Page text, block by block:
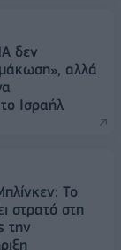
δεν
αλλά
Ισραήλ
Το
στρατό στη
την